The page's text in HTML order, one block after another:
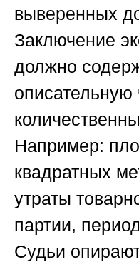
выверенных
Заключение
должно
описательную
Например:
квадратных
утраты
партии,
Судьи